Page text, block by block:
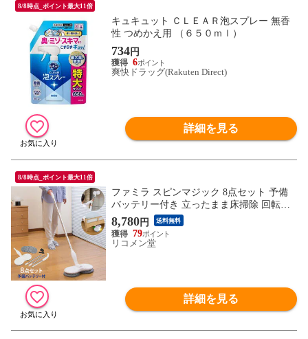
8/8時点_ポイント最大11倍
キュキュット ＣＬＥＡＲ泡スプレー 無香
性 つめかえ用 （６５０ｍｌ）
734円
6
爽快ドラッグ(Rakuten Direct)
詳細を見る
8/8時点_ポイント最大11倍
ファミラ スピンマジック 8点セット 予備
バッテリー付き 立ったまま床掃除 回転モ
ップ 電動モップ 回転モップクリーナー 床
掃除 水拭き 高速回転 モップ 充電式 コー
ドレス ステシック型【送料無料】
8,780円 送料無料
79
リコメン堂
詳細を見る